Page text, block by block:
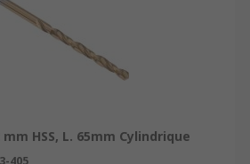
mm HSS, L. 65mm Cylindrique
405